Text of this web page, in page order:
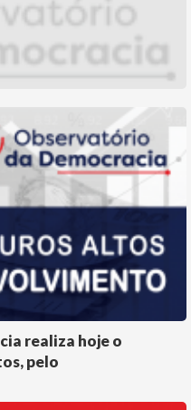
realiza hoje o
pelo